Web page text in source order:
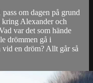
om dagen på grund
kring Alexander och
var det som hände
drömmen gå i
en dröm? Allt går så